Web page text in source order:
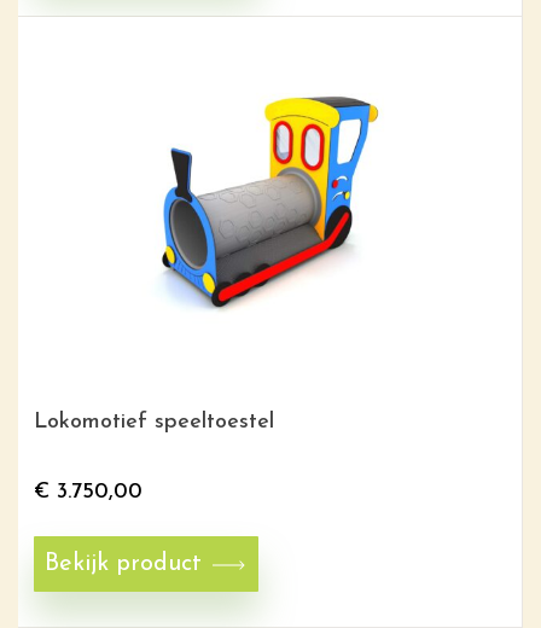
Lokomotief speeltoestel
€ 3.750,00
Bekijk product